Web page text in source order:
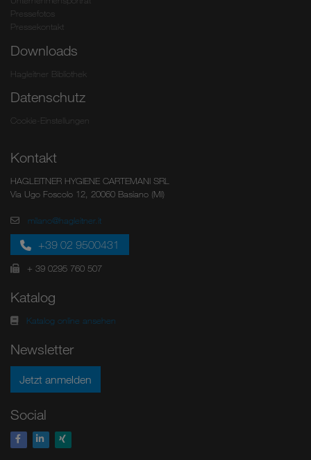
Pressefotos
Pressekontakt
Downloads
Hagleitner Bibliothek
Datenschutz
Cookie-Einstellungen
Kontakt
HAGLEITNER HYGIENE CARTEMANI SRL
Via Ugo Foscolo 12, 20060 Basiano (MI)
milano@hagleitner.it
+39 02 9500431
+ 39 0295 760 507
Katalog
Katalog online ansehen
Newsletter
Jetzt anmelden
Social